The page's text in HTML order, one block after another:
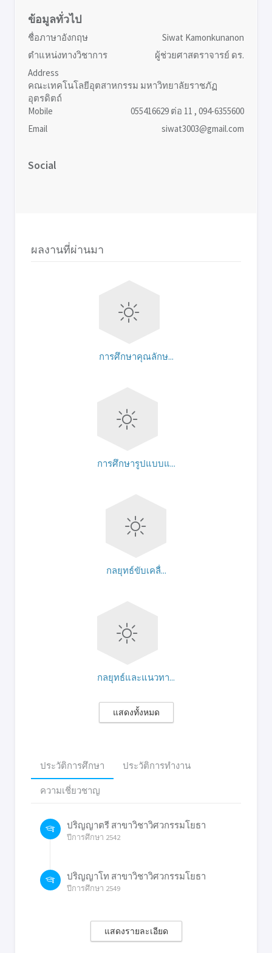
ข้อมูลทั่วไป
ชื่อภาษาอังกฤษ
Siwat Kamonkunanon
ตำแหน่งทางวิชาการ
ผู้ช่วยศาสตราจารย์ ดร.
Address
คณะเทคโนโลยีอุตสาหกรรม มหาวิทยาลัยราชภัฏ
อุตรดิตถ์
Mobile
055416629 ต่อ 11 , 094-6355600
Email
siwat3003@gmail.com
Social
ผลงานที่ผ่านมา
การศึกษาคุณลักษ...
การศึกษารูปแบบแ...
กลยุทธ์ขับเคลื่...
กลยุทธ์และแนวทา...
แสดงทั้งหมด
ประวัติการศึกษา ประวัติการทำงาน
ความเชี่ยวชาญ
ปริญญาตรี สาขาวิชาวิศวกรรมโยธา
ปีการศึกษา 2542
ปริญญาโท สาขาวิชาวิศวกรรมโยธา
ปีการศึกษา 2549
แสดงรายละเอียด